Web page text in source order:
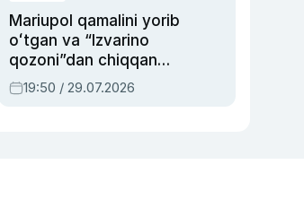
Mariupol qamalini yorib
oʻtgan va “Izvarino
qozoni”dan chiqqan
qahramon — Ukraina
armiyasi bosh
19:50 / 29.07.2026